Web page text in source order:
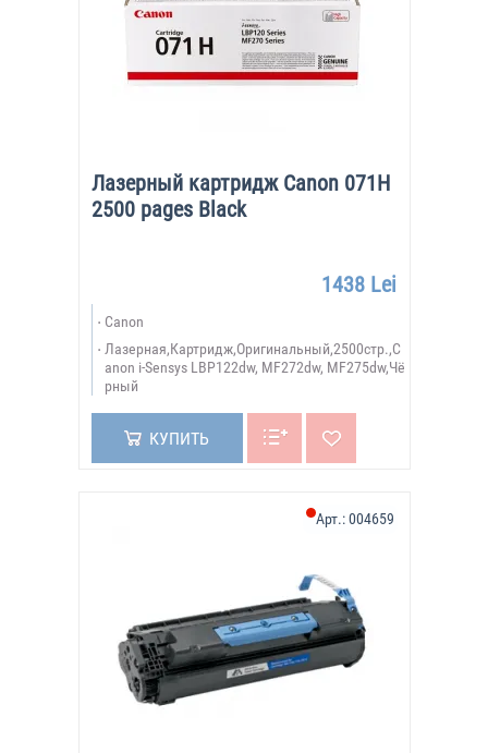
Лазерный картридж Canon 071H
2500 pages Black
1438 Lei
Canon
Лазерная,Картридж,Оригинальный,2500стр.,C
anon i-Sensys LBP122dw, MF272dw, MF275dw,Чё
рный
КУПИТЬ
Арт.:004659